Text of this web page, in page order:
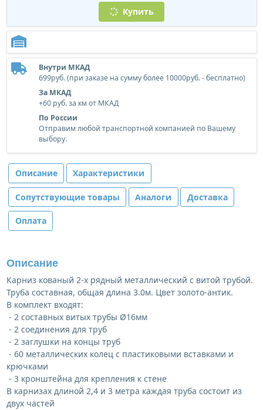
Купить
Внутри МКАД
699руб. (при заказе на сумму более 10000руб. - бесплатно)
За МКАД
+60 руб. за км от МКАД
По России
Отправим любой транспортной компанией по Вашему
выбору.
Описание Характеристики
Сопутствующие товары Аналоги Доставка
Оплата
Описание
Карниз кованый 2-х рядный металлический с витой трубой.
Труба составная, общая длина 3.0м. Цвет золото-антик.
В комплект входят:
- 2 составных витых трубы Ø16мм
- 2 соединения для труб
- 2 заглушки на концы труб
- 60 металлических колец с пластиковыми вставками и
крючками
- 3 кронштейна для крепления к стене
В карнизах длиной 2,4 и 3 метра каждая труба состоит из
двух частей